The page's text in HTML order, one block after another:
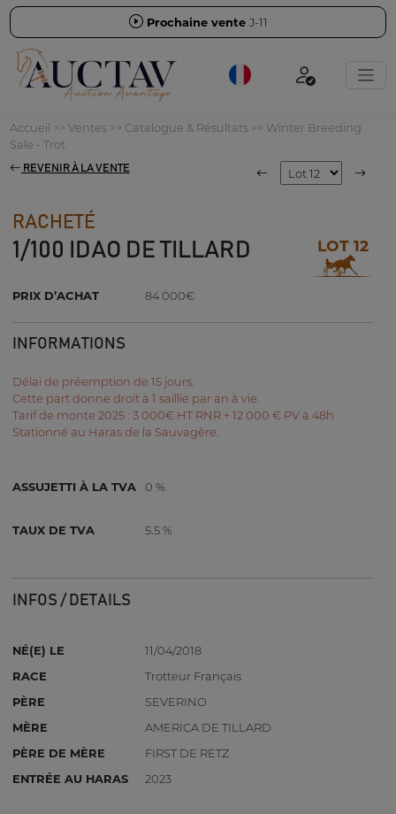
Prochaine vente J-11
Accueil >> Ventes>> Catalogue & Résultats>> Winter Breeding
Sale - Trot
REVENIR À LA VENTE
RACHETÉ
1/100 IDAO DE TILLARD LOT 12
PRIX D’ACHAT 84 000€
INFORMATIONS
Délai de préemption de 15 jours.
Cette part donne droit à 1 saillie par an à vie.
Tarif de monte 2025 : 3 000€ HT RNR + 12 000 € PV à 48h
Stationné au Haras de la Sauvagère.
ASSUJETTI À LA TVA 0 %
TAUX DE TVA 5.5 %
INFOS / DETAILS
NÉ(E) LE
11/04/2018
RACE
Trotteur Français
PÈRE
SEVERINO
MÈRE
AMERICA DE TILLARD
PÈRE DE MÈRE
FIRST DE RETZ
ENTRÉE AU HARAS
2023